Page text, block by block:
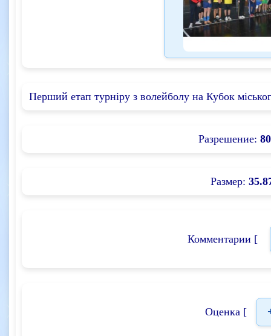
Перший етап турніру з волейболу на Кубок
Разрешение:
Размер:
Комментарии [
Оценка [